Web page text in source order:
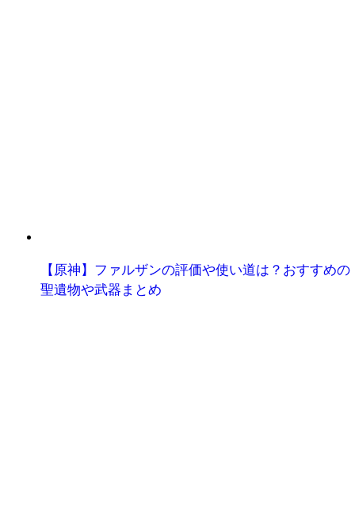
【原神】ファルザンの評価や使い道は？おすすめの
聖遺物や武器まとめ